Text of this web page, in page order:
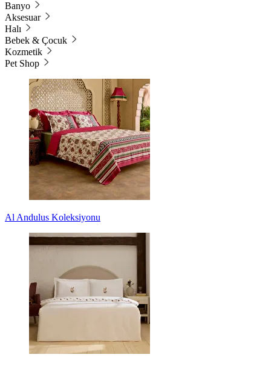
Banyo
Aksesuar
Halı
Bebek & Çocuk
Kozmetik
Pet Shop
Al Andulus Koleksiyonu